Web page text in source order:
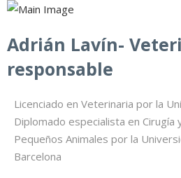
Adrián Lavín-
responsable
Licenciado en Veterinaria por la
Diplomado especialista en Cirugía
Pequeños Animales por la
Barcelona